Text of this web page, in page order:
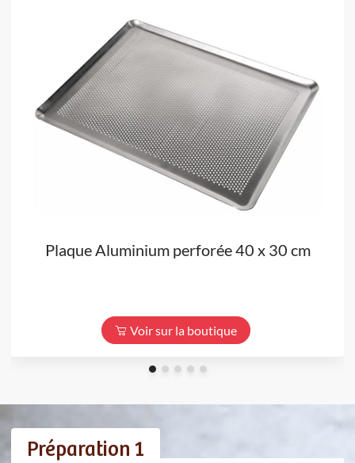
Plaque Aluminium perforée 40 x 30 cm
Voir sur la boutique
Préparation 1